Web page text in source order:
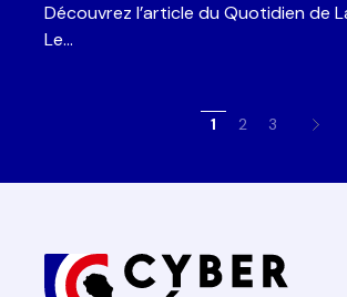
Découvrez l’article du Quotidien de
Le…
1 2 3